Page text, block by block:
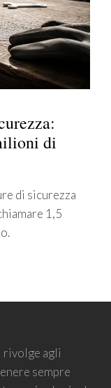
di
di sicurezza
1,5
rivolge agli
sempre